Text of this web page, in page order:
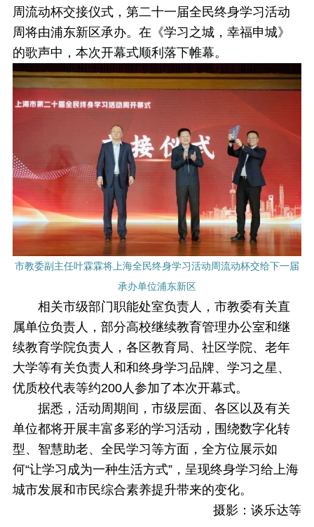
周流动杯交接仪式，第二十一届全民终身学习活动
周将由浦东新区承办。在《学习之城，幸福申城》
的歌声中，本次开幕式顺利落下帷幕。
市教委副主任叶霖霖将上海全民终身学习活动周流动杯交给下一届
承办单位浦东新区
相关市级部门职能处室负责人，市教委有关直
属单位负责人，部分高校继续教育管理办公室和继
续教育学院负责人，各区教育局、社区学院、老年
大学等有关负责人和和终身学习品牌、学习之星、
优质校代表等约200人参加了本次开幕式。
据悉，活动周期间，市级层面、各区以及有关
单位都将开展丰富多彩的学习活动，围绕数字化转
型、智慧助老、全民学习等方面，全方位展示如
何“让学习成为一种生活方式”，呈现终身学习给上海
城市发展和市民综合素养提升带来的变化。
摄影：谈乐达等